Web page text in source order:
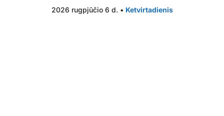
2026 rugpjūčio 6 d. • Ketvirtadienis